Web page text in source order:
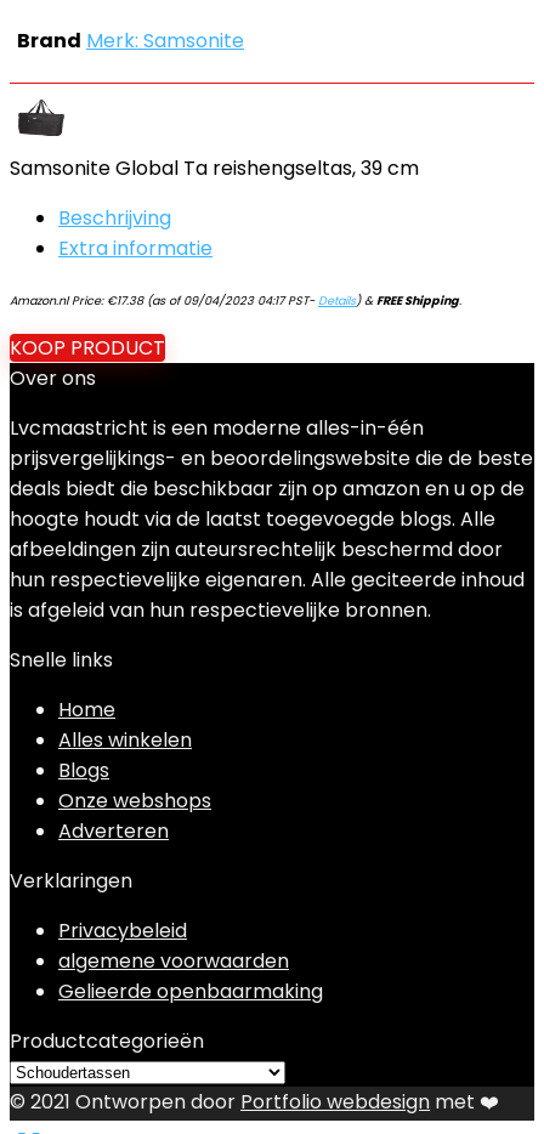
Brand Merk: Samsonite
Samsonite Global Ta reishengseltas, 39 cm
Beschrijving
Extra informatie
Amazon.nl Price: €17.38(as of 09/04/2023 04:17 PST-Details)&FREE Shipping.
KOOP PRODUCT
Over ons
Lvcmaastricht is een moderne alles-in-één
prijsvergelijkings- en beoordelingswebsite die de beste
deals biedt die beschikbaar zijn op amazon en u op de
hoogte houdt via de laatst toegevoegde blogs. Alle
afbeeldingen zijn auteursrechtelijk beschermd door
hun respectievelijke eigenaren. Alle geciteerde inhoud
is afgeleid van hun respectievelijke bronnen.
Snelle links
Home
Alles winkelen
Blogs
Onze webshops
Adverteren
Verklaringen
Privacybeleid
algemene voorwaarden
Gelieerde openbaarmaking
Productcategorieën
© 2021 Ontworpen door Portfolio webdesign met ❤️